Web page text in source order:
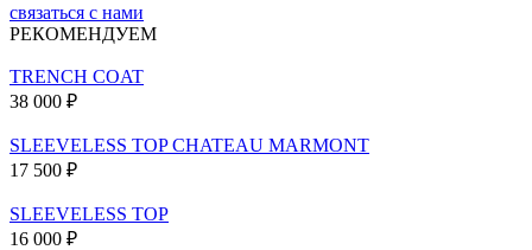
связаться с нами
РЕКОМЕНДУЕМ
TRENCH COAT
38 000 ₽
SLEEVELESS TOP CHATEAU MARMONT
17 500 ₽
SLEEVELESS TOP
16 000 ₽